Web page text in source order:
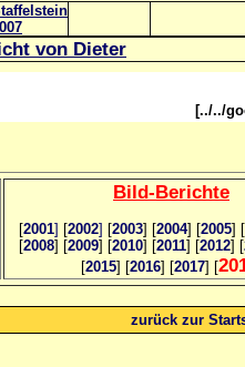
von Dieter
[../../
Bild-Berichte
[2001] [2002] [2003] [2004] [2005] [
[2008] [2009] [2010] [2011] [2012] [
[2015] [2016] [2017] [
zurück zur